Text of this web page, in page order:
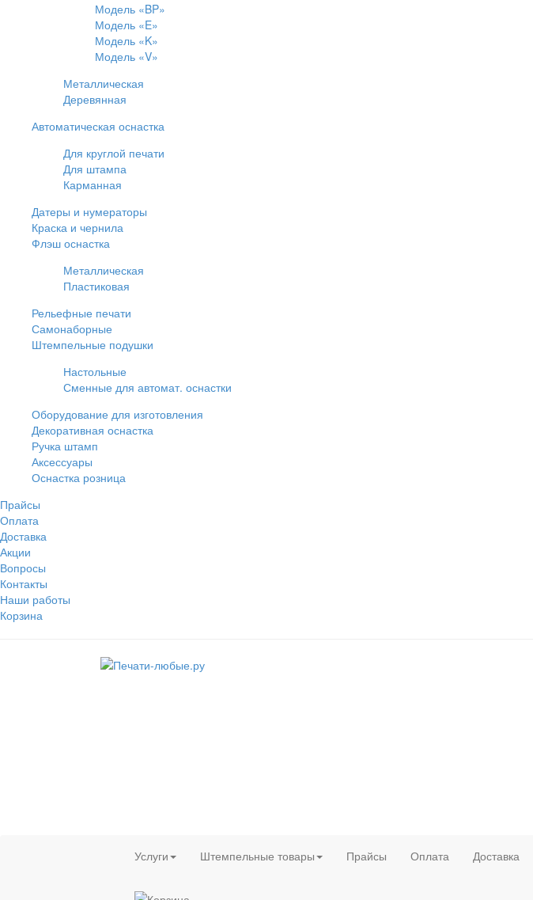
Модель «BP»
Модель «E»
Модель «K»
Модель «V»
Металлическая
Деревянная
Автоматическая оснастка
Для круглой печати
Для штампа
Карманная
Датеры и нумераторы
Краска и чернила
Флэш оснастка
Металлическая
Пластиковая
Рельефные печати
Самонаборные
Штемпельные подушки
Настольные
Сменные для автомат. оснастки
Оборудование для изготовления
Декоративная оснастка
Ручка штамп
Аксессуары
Оснастка розница
Прайсы
Оплата
Доставка
Акции
Вопросы
Контакты
Наши работы
Корзина
Услуги Штемпельные товары Прайсы Оплата Доставка